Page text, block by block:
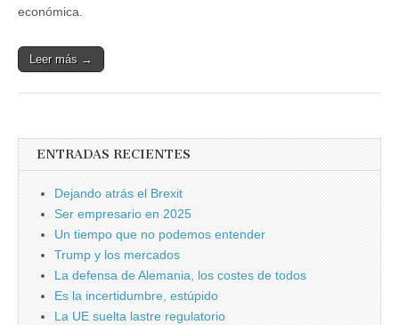
económica.
Leer más →
ENTRADAS RECIENTES
Dejando atrás el Brexit
Ser empresario en 2025
Un tiempo que no podemos entender
Trump y los mercados
La defensa de Alemania, los costes de todos
Es la incertidumbre, estúpido
La UE suelta lastre regulatorio